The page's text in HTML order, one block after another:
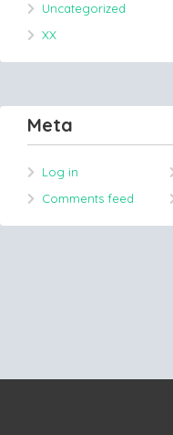
Uncategorized
XX
Meta
Log in
Comments feed